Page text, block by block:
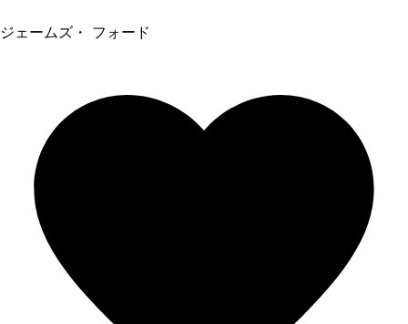
ジェームズ・ フォード